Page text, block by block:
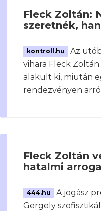
Fleck Zoltán:
szeretnék,
kontroll.hu
Az
vihara Fleck
alakult ki, miután
rendezvényen
Fleck Zoltán
hatalmi
444.hu
A jogász
Gergely